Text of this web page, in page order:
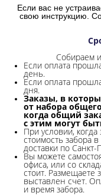
Если вас не
свою инструкцию.
Собираем
Если оплата
день.
Если оплата
дня.
Заказы, в
от набора
когда общий
с этим могут
При условии, когда
стоимость забора
доставки по Санкт-
Вы можете
офиса, или со
стоит. Размещаете
выставлен счет.
и время забора.